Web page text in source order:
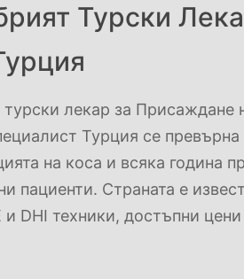
Турски
лекар за Присаждане
Турция се
на коса и всяка година
пациенти. Страната е
DHI техники, достъпни